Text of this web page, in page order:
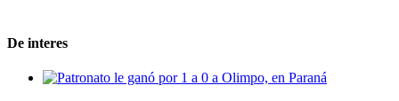
De interes